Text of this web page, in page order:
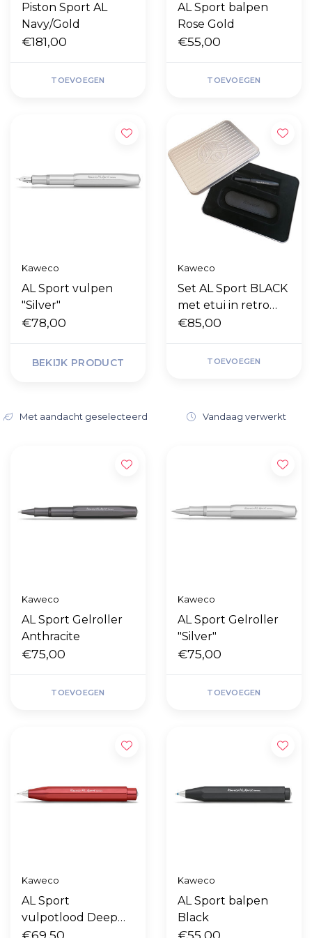
Piston Sport AL
Navy/Gold
€181,00
TOEVOEGEN
AL Sport balpen
Rose Gold
€55,00
TOEVOEGEN
Kaweco
AL Sport vulpen
"Silver"
€78,00
BEKIJK PRODUCT
Kaweco
Set AL Sport BLACK
met etui in retro
blik
€85,00
TOEVOEGEN
Met aandacht geselecteerd Vandaag verwerkt
Kaweco
AL Sport Gelroller
Anthracite
€75,00
TOEVOEGEN
Kaweco
AL Sport Gelroller
"Silver"
€75,00
TOEVOEGEN
Kaweco
AL Sport
vulpotlood Deep
Red 0,7 mm
€69,50
Kaweco
AL Sport balpen
Black
€55,00